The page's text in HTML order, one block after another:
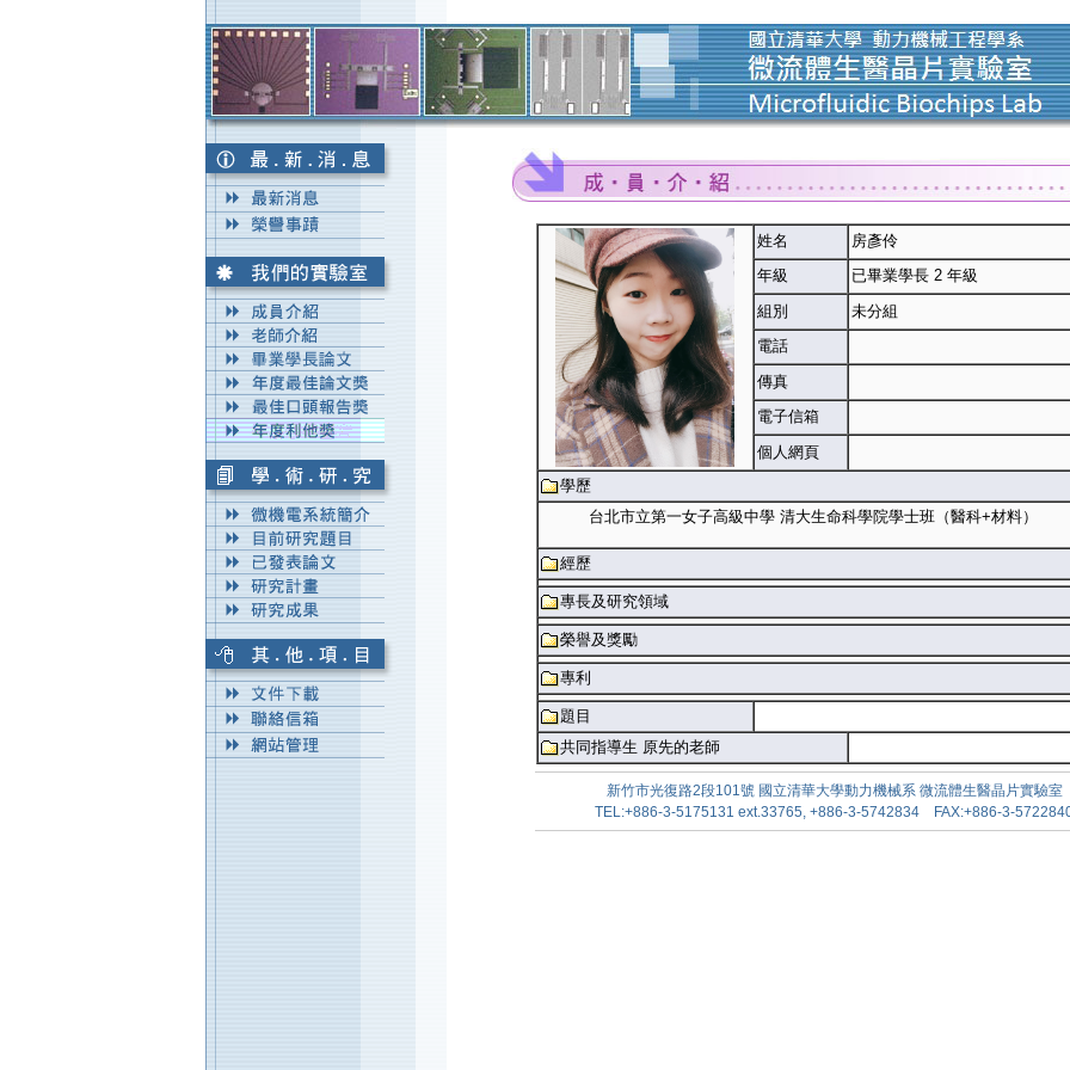
姓名
房彥伶
年級
已畢業學長 2 年級
組別
未分組
電話
傳真
電子信箱
個人網頁
學歷
台北市立第一女子高級中學 清大生命科學院學士班（醫科+材料）
經歷
專長及研究領域
榮譽及獎勵
專利
題目
共同指導生 原先的老師
新竹市光復路2段101號 國立清華大學動力機械系 微流體生醫晶片實驗室
TEL:+886-3-5175131 ext.33765, +886-3-5742834 FAX:+886-3-